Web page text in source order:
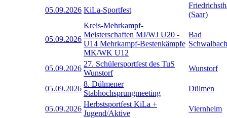
05.09.2026 KiLa-Sportfest
(Saar)
05.09.2026
Kreis-Mehrkampf-
Meisterschaften MJ/WJ U20 -
U14 Mehrkampf-Bestenkämpfe
MK/WK U12
Bad
Schwalbach
05.09.2026
27. Schülersportfest des TuS
Wunstorf
Wunstorf
05.09.2026
8. Dülmener
Stabhochsprungmeeting
Dülmen
05.09.2026
Herbstsportfest KiLa +
Jugend/Aktive
Viernheim